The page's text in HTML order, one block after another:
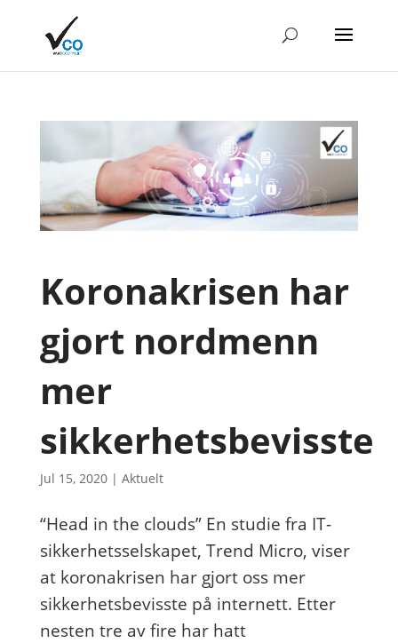
Koronakrisen har
gjort nordmenn
mer
sikkerhetsbevisste
Jul 15, 2020| Aktuelt
“Head in the clouds” En studie fra IT-
sikkerhetsselskapet, Trend Micro, viser
at koronakrisen har gjort oss mer
sikkerhetsbevisste på internett. Etter
nesten tre av fire har hatt